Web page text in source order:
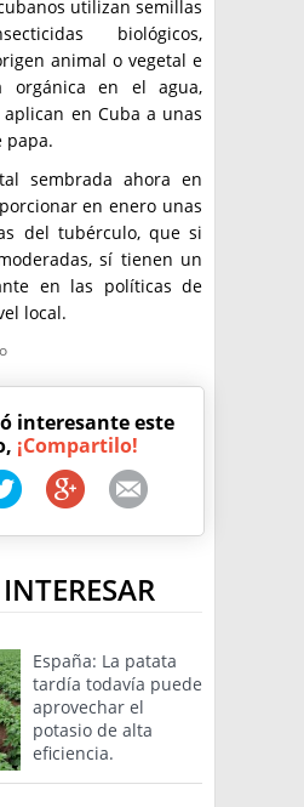
utilizan semillas
biológicos,
animal o vegetal e
orgánica en el agua,
en Cuba a unas
papa.
sembrada ahora en
en enero unas
del tubérculo, que si
sí tienen un
en las políticas de
local.
interesante este
¡Compartilo!
España: La patata
tardía todavía puede
aprovechar el
potasio de alta
eficiencia.